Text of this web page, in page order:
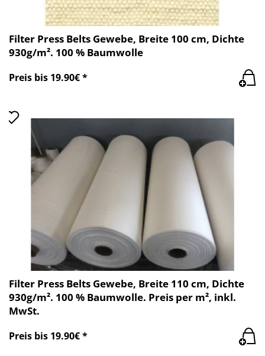
Filter Press Belts Gewebe, Breite 100 cm, Dichte
930g/m². 100 % Baumwolle
Preis bis 19.90€ *
Filter Press Belts Gewebe, Breite 110 cm, Dichte
930g/m². 100 % Baumwolle. Preis per m², inkl.
MwSt.
Preis bis 19.90€ *